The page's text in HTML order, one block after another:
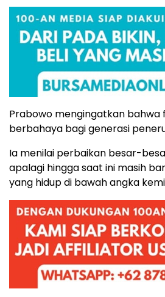
Prabowo mengingatkan
berbahaya bagi generasi
Ia menilai perbaikan besar-
apalagi hingga saat ini masih
yang hidup di bawah angka